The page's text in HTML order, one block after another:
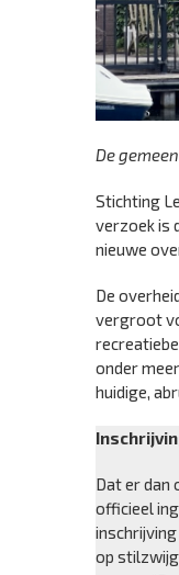
De
Stichting
verzoek is
nieuwe
De
vergroot
onder
huidige,
Dat er dan
officieel
op